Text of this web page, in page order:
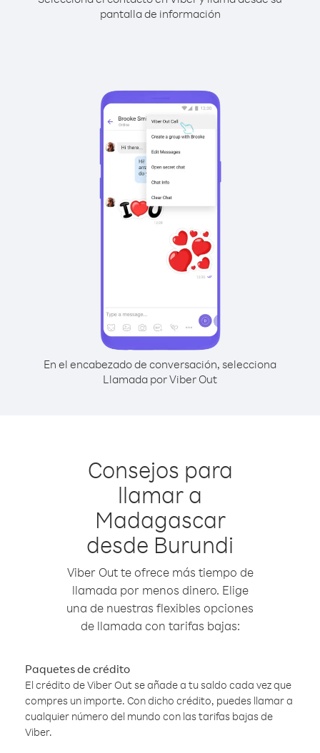
pantalla de información
En el encabezado de conversación, selecciona
Llamada por Viber Out
Consejos para
llamar a
Madagascar
desde Burundi
Viber Out te ofrece más tiempo de
llamada por menos dinero. Elige
una de nuestras flexibles opciones
de llamada con tarifas bajas:
Paquetes de crédito
El crédito de Viber Out se añade a tu saldo cada vez que
compres un importe. Con dicho crédito, puedes llamar a
cualquier número del mundo con las tarifas bajas de
Viber.